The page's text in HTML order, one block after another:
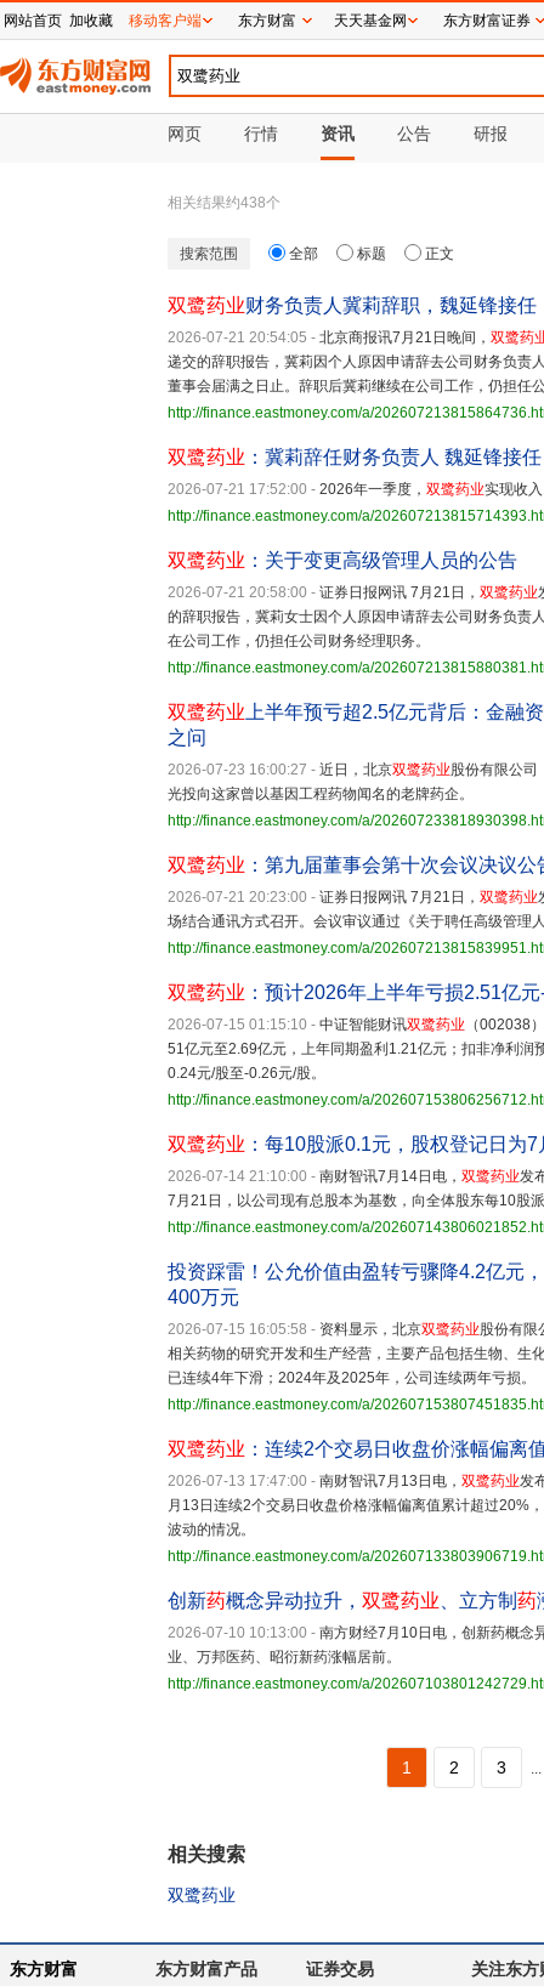
网页 行情 资讯 公告 研报
相关结果约438个
搜索范围 全部 标题 正文
双鹭药业财务负责人冀莉辞职，魏延锋接任
2026-07-21 20:54:05 - 北京商报讯7月21日晚间， 双鹭药
递交的辞职报告，冀莉因个人原因申请辞去公司财务负责
董事会届满之日止。辞职后冀莉继续在公司工作，仍担任
http://finance.eastmoney.com/a/
双鹭药业 ：冀莉辞任财务负责人 魏延锋接任
2026-07-21 17:52:00 - 2026年一季度， 双鹭药业实现收
http://finance.eastmoney.com/a/
双鹭药业 ：关于变更高级管理人员的公告
2026-07-21 20:58:00 - 证券日报网讯 7月21日， 双鹭药业
的辞职报告，冀莉女士因个人原因申请辞去公司财务负责
在公司工作，仍担任公司财务经理职务。
http://finance.eastmoney.com/a/
双鹭药业 上半年预亏超2.5亿元背后：金融
之问
2026-07-23 16:00:27 - 近日，北京双鹭药业股份有限公司
光投向这家曾以基因工程药物闻名的老牌药企。
http://finance.eastmoney.com/a/
双鹭药业 ：第九届董事会第十次会议决议公
2026-07-21 20:23:00 - 证券日报网讯 7月21日， 双鹭药业
场结合通讯方式召开。会议审议通过《关于聘任高级管理
http://finance.eastmoney.com/a/
双鹭药业 ：预计2026年上半年亏损2.51亿
2026-07-15 01:15:10 - 中证智能财讯双鹭药业 （002038
51亿元至2.69亿元，上年同期盈利1.21亿元；扣非净利
0.24元/股至-0.26元/股。
http://finance.eastmoney.com/a/
双鹭药业 ：每10股派0.1元，股权登记日为7
2026-07-14 21:10:00 - 南财智讯7月14日电， 双鹭药业发
7月21日，以公司现有总股本为基数，向全体股东每10股
http://finance.eastmoney.com/a/
投资踩雷！公允价值由盈转亏骤降4.2亿元，
400万元
2026-07-15 16:05:58 - 资料显示，北京双鹭药业股份有限
相关药物的研究开发和生产经营，主要产品包括生物、
已连续4年下滑；2024年及2025年，公司连续两年亏损。
http://finance.eastmoney.com/a/
双鹭药业 ：连续2个交易日收盘价涨幅偏离
2026-07-13 17:47:00 - 南财智讯7月13日电， 双鹭药业发
月13日连续2个交易日收盘价格涨幅偏离值累计超过20%
波动的情况。
http://finance.eastmoney.com/a/
创新药概念异动拉升， 双鹭药业 、立方制 药
2026-07-10 10:13:00 - 南方财经7月10日电，创新药概念
业、万邦医药、昭衍新药涨幅居前。
http://finance.eastmoney.com/a/
1 2 3 ...
相关搜索
双鹭药业
东方财富 东方财富产品 证券交易 关注东方
网站首页 加收藏 移动客户端 东方财富 天天基金网 东方财富证券